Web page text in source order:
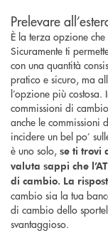
Prelevare
È la terza opzione
Sicuramente ti
con una quantità
pratico e sicuro, ma
l’opzione più costosa.
commissioni di
anche le commissioni
incidere un bel po’
è uno solo, se ti trovi
valuta sappi che
di cambio. La
cambio sia la tua
di cambio dello
svantaggioso.